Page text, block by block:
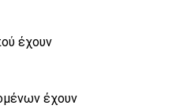
έχουν
έχουν